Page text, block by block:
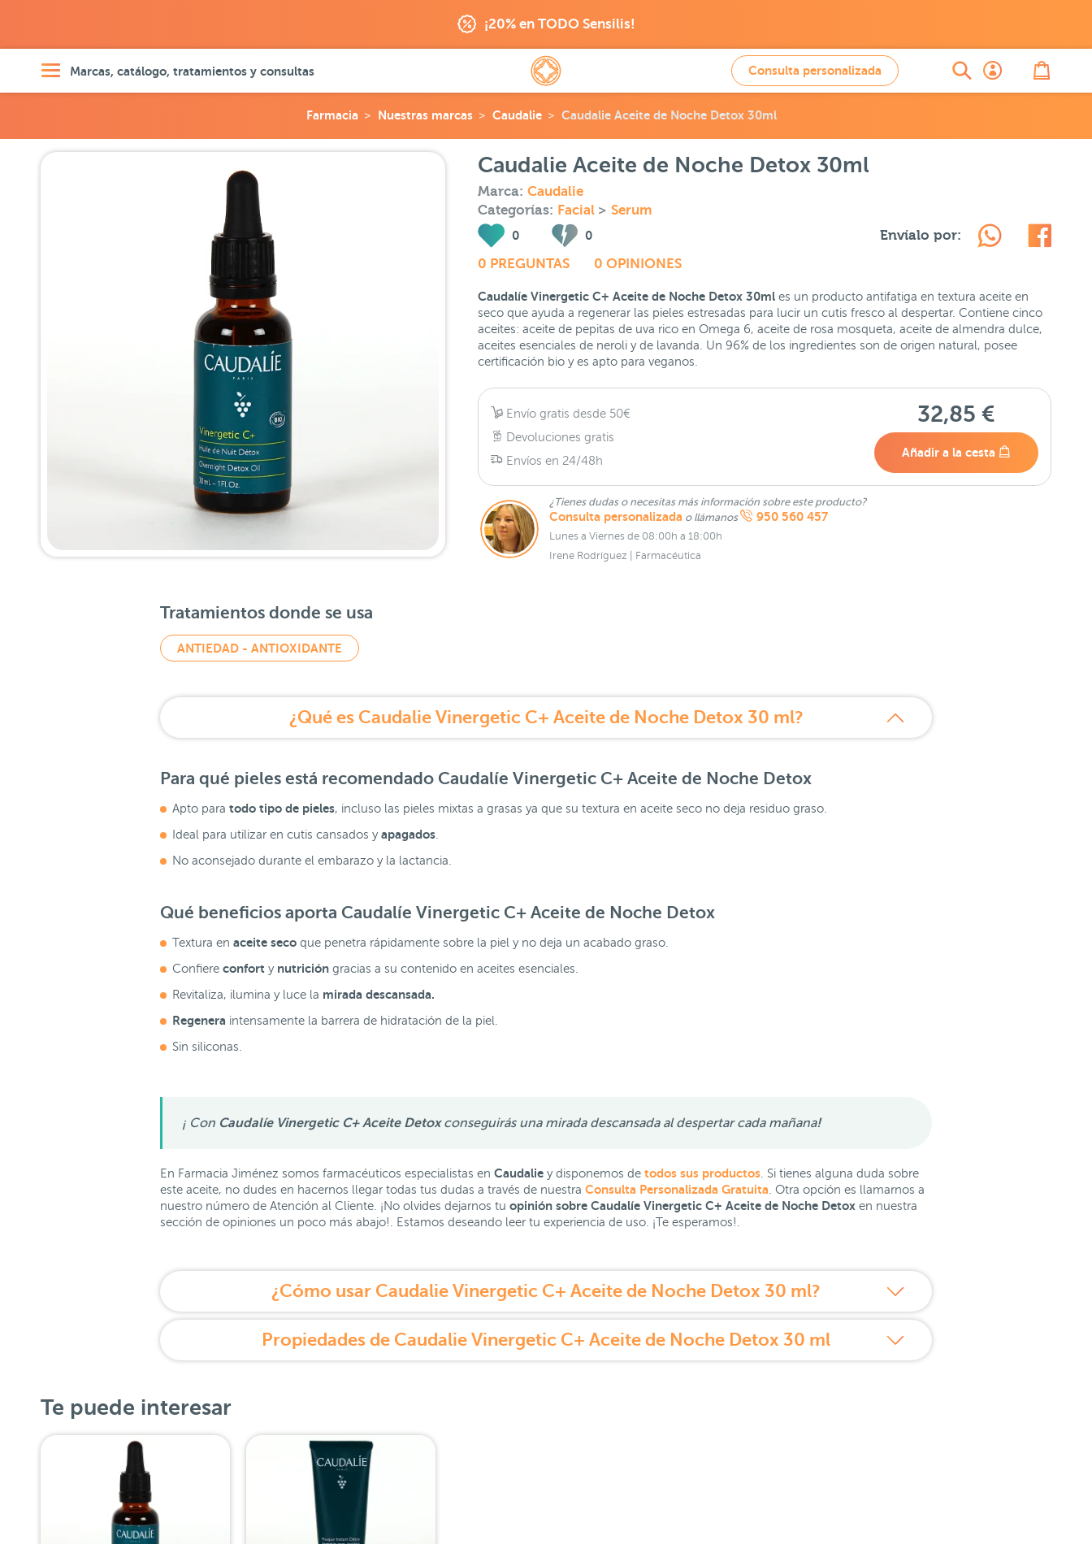
¡20% en TODO Sensilis!
Marcas, catálogo, tratamientos y consultas Consulta personalizada
Farmacia Nuestras marcas Caudalie Caudalie Aceite de Noche Detox 30ml
Caudalie Aceite de Noche Detox 30ml
Marca: Caudalie
Categorías: Facial > Serum
0 0
0 PREGUNTAS 0 OPINIONES
Envíalo por:
Caudalíe Vinergetic C+ Aceite de Noche Detox 30mles un producto antifatiga en textura aceite en
seco que ayuda a regenerar las pieles estresadas para lucir un cutis fresco al despertar. Contiene cinco
aceites: aceite de pepitas de uva rico en Omega 6, aceite de rosa mosqueta, aceite de almendra dulce,
aceites esenciales de neroli y de lavanda. Un 96% de los ingredientes son de origen natural, posee
certificación bio y es apto para veganos.
Envío gratis desde 50€
Devoluciones gratis
Envíos en 24/48h
32,85 €
Añadir a la cesta
¿Tienes dudas o necesitas más información sobre este producto?
Consulta personalizada o llámanos 950 560 457
Lunes a Viernes de 08:00h a 18:00h
Irene Rodríguez | Farmacéutica
Tratamientos donde se usa
ANTIEDAD - ANTIOXIDANTE
¿Qué es Caudalie Vinergetic C+ Aceite de Noche Detox 30 ml?
Para qué pieles está recomendado Caudalíe Vinergetic C+ Aceite de Noche Detox
Apto para todo tipo de pieles, incluso las pieles mixtas a grasas ya que su textura en aceite seco no deja residuo graso.
Ideal para utilizar en cutis cansados y apagados
No aconsejado durante el embarazo y la lactancia.
Qué beneficios aporta Caudalíe Vinergetic C+ Aceite de Noche Detox
Textura en aceite seco que penetra rápidamente sobre la piel y no deja un acabado graso.
Confiere confort y nutrición gracias a su contenido en aceites esenciales.
Revitaliza, ilumina y luce la mirada descansada.
Regenera intensamente la barrera de hidratación de la piel.
Sin siliconas.
¡ Con Caudalíe Vinergetic C+ Aceite Detoxconseguirás una mirada descansada al despertar cada mañana!
En Farmacia Jiménez somos farmacéuticos especialistas en Caudalie y disponemos de todos sus productos . Si tienes alguna duda sobre
este aceite, no dudes en hacernos llegar todas tus dudas a través de nuestra Consulta Personalizada Gratuita . Otra opción es llamarnos a
nuestro número de Atención al Cliente. ¡No olvides dejarnos tu opinión sobre Caudalíe Vinergetic C+ Aceite de Noche Detox en nuestra
sección de opiniones un poco más abajo!. Estamos deseando leer tu experiencia de uso. ¡Te esperamos!.
¿Cómo usar Caudalie Vinergetic C+ Aceite de Noche Detox 30 ml?
Propiedades de Caudalie Vinergetic C+ Aceite de Noche Detox 30 ml
Te puede interesar